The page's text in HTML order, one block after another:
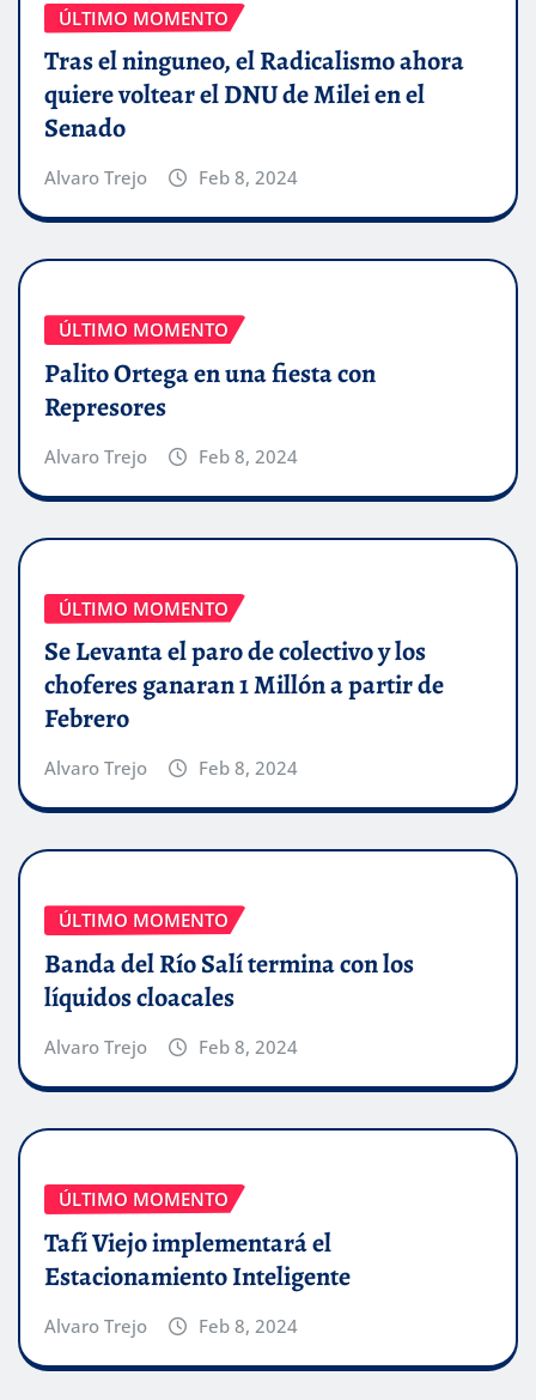
ÚLTIMO MOMENTO
Tras el ninguneo, el Radicalismo ahora
quiere voltear el DNU de Milei en el
Senado
Alvaro Trejo Feb 8, 2024
ÚLTIMO MOMENTO
Palito Ortega en una fiesta con
Represores
Alvaro Trejo Feb 8, 2024
ÚLTIMO MOMENTO
Se Levanta el paro de colectivo y los
choferes ganaran 1 Millón a partir de
Febrero
Alvaro Trejo Feb 8, 2024
ÚLTIMO MOMENTO
Banda del Río Salí termina con los
líquidos cloacales
Alvaro Trejo Feb 8, 2024
ÚLTIMO MOMENTO
Tafí Viejo implementará el
Estacionamiento Inteligente
Alvaro Trejo Feb 8, 2024